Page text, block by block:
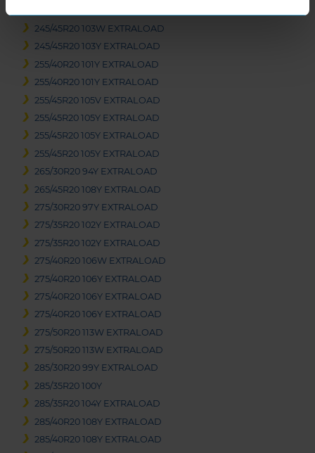
245/45R20 103W EXTRALOAD
245/45R20 103Y EXTRALOAD
255/40R20 101Y EXTRALOAD
255/40R20 101Y EXTRALOAD
255/45R20 105V EXTRALOAD
255/45R20 105Y EXTRALOAD
255/45R20 105Y EXTRALOAD
255/45R20 105Y EXTRALOAD
265/30R20 94Y EXTRALOAD
265/45R20 108Y EXTRALOAD
275/30R20 97Y EXTRALOAD
275/35R20 102Y EXTRALOAD
275/35R20 102Y EXTRALOAD
275/40R20 106W EXTRALOAD
275/40R20 106Y EXTRALOAD
275/40R20 106Y EXTRALOAD
275/40R20 106Y EXTRALOAD
275/50R20 113W EXTRALOAD
275/50R20 113W EXTRALOAD
285/30R20 99Y EXTRALOAD
285/35R20 100Y
285/35R20 104Y EXTRALOAD
285/40R20 108Y EXTRALOAD
285/40R20 108Y EXTRALOAD